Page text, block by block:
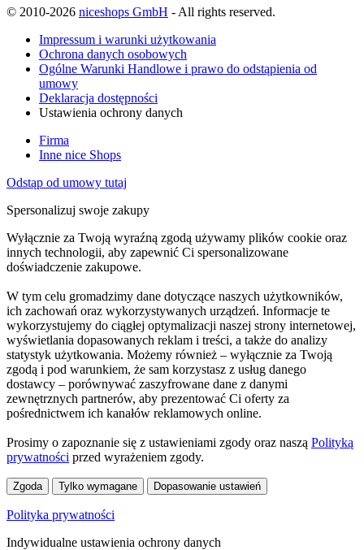
© 2010-2026 niceshops GmbH - All rights reserved.
Impressum i warunki użytkowania
Ochrona danych osobowych
Ogólne Warunki Handlowe i prawo do odstąpienia od
umowy
Deklaracja dostępności
Ustawienia ochrony danych
Firma
Inne nice Shops
Odstąp od umowy tutaj
Spersonalizuj swoje zakupy
Wyłącznie za Twoją wyraźną zgodą używamy plików cookie oraz
innych technologii, aby zapewnić Ci spersonalizowane
doświadczenie zakupowe.
W tym celu gromadzimy dane dotyczące naszych użytkowników,
ich zachowań oraz wykorzystywanych urządzeń. Informacje te
wykorzystujemy do ciągłej optymalizacji naszej strony internetowej,
wyświetlania dopasowanych reklam i treści, a także do analizy
statystyk użytkowania. Możemy również – wyłącznie za Twoją
zgodą i pod warunkiem, że sam korzystasz z usług danego
dostawcy – porównywać zaszyfrowane dane z danymi
zewnętrznych partnerów, aby prezentować Ci oferty za
pośrednictwem ich kanałów reklamowych online.
Prosimy o zapoznanie się z ustawieniami zgody oraz naszą Polityką
prywatności przed wyrażeniem zgody.
Zgoda Tylko wymagane Dopasowanie ustawień
Polityka prywatności
Indywidualne ustawienia ochrony danych